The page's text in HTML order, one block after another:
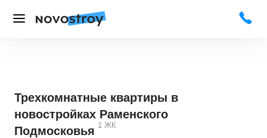
Трехкомнатные квартиры в
новостройках Раменского
Подмосковья 1 ЖК